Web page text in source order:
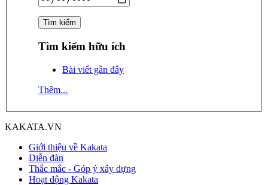
Tìm kiếm hữu ích
Bài viết gần đây
Thêm...
KAKATA.VN
Giới thiệu về Kakata
Diễn đàn
Thắc mắc - Góp ý xây dựng
Hoạt động Kakata